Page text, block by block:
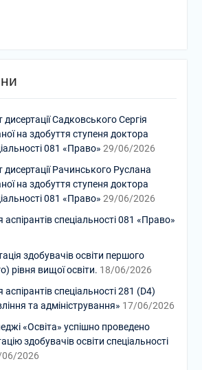
Садковського Сергія
на здобуття ступеня доктора
081 «Право» 29/06/2026
дисертації Рачинського Руслана
на здобуття ступеня доктора
081 «Право» 29/06/2026
аспірантів спеціальності 081 «Право»
здобувачів освіти першого
рівня вищої освіти. 18/06/2026
аспірантів спеціальності 281 (D4)
та адміністрування» 17/06/2026
«Освіта» успішно проведено
здобувачів освіти спеціальності
2026